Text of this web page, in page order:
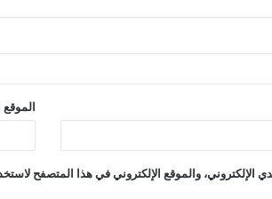
الموقع
الإلكتروني، والموقع الإلكتروني في هذا المتصفح